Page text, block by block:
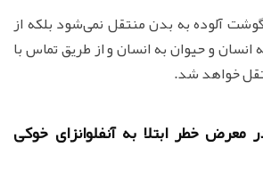
آلوده به بدن منتقل نمی‌شود بلکه از
انسان و حیوان به انسان و از طریق تماس با
خواهد شد.
خطر ابتلا به آنفلوانزای خوکی